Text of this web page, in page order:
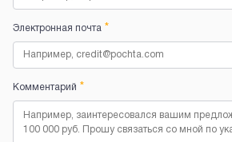
Электронная почта *
Комментарий *